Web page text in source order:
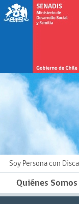
Soy Persona con
Quiénes Somos